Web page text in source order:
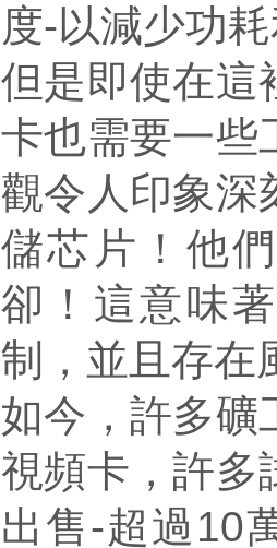
度-以減少功
但是即使在這
卡也需要一些
觀令人印象深
儲芯片！他
卻！這意味
制，並且存在
如今，許多礦
視頻卡，許多
出售-超過10